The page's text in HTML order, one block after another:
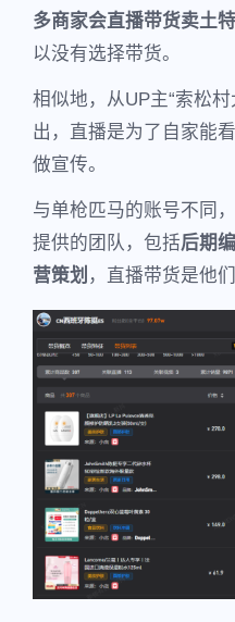
多商家会直播带货卖土
以没有选择带货。
相似地，从UP主“索松
出，直播是为了自家能
做宣传。
与单枪匹马的账号不同
提供的团队，包括后期
营策划 ，直播带货是他